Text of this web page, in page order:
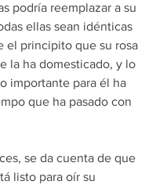
podría reemplazar a su
ellas sean idénticas
el principito que su rosa
la ha domesticado, y lo
importante para él ha
que ha pasado con
se da cuenta de que
listo para oír su